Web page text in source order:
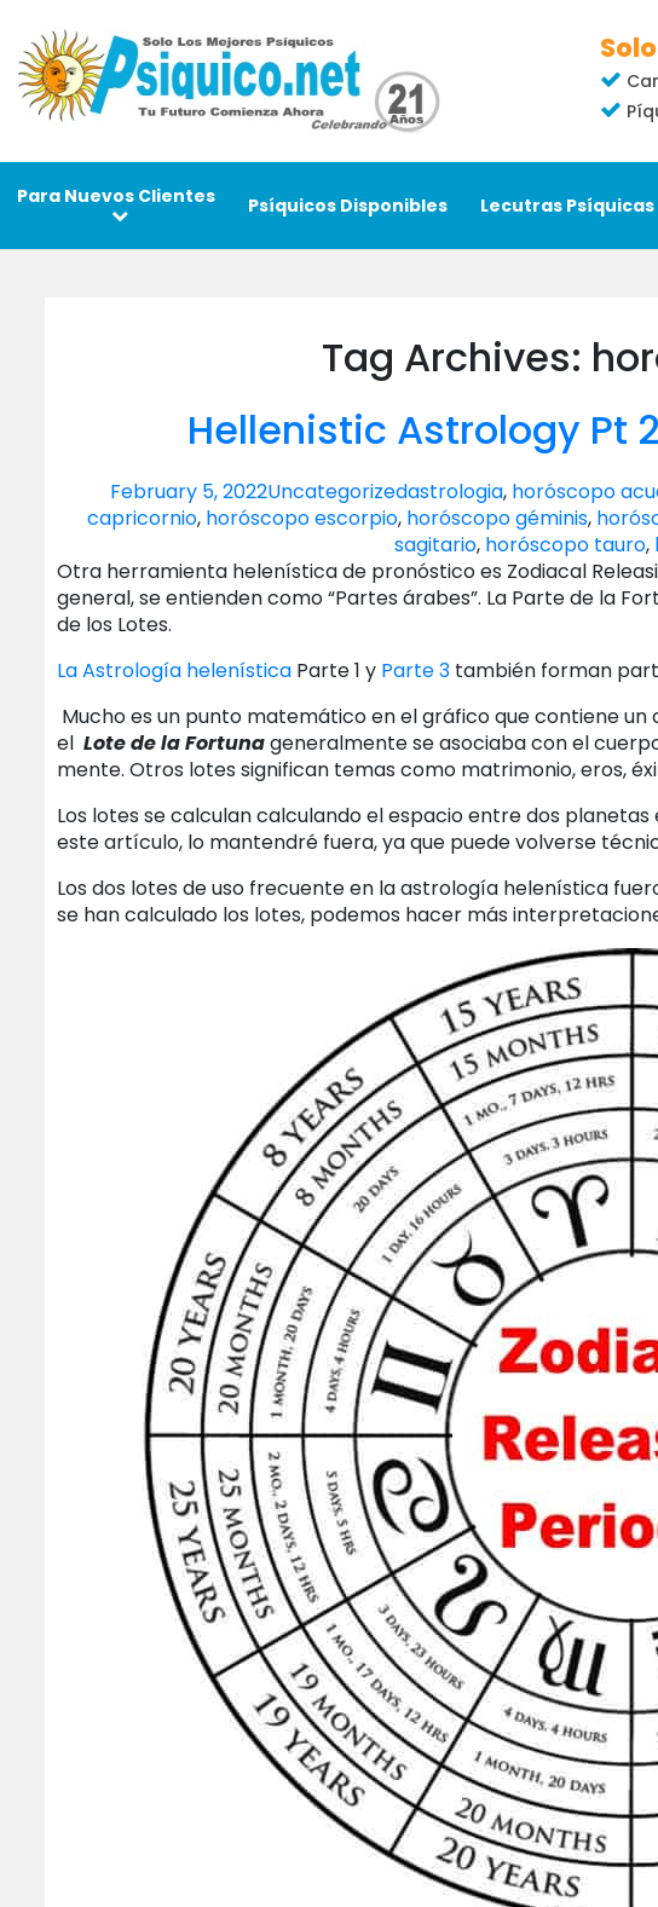
Para Nuevos Clientes Psíquicos Disponibles Lecutras Psíquicas
Tag Archives:
Hellenistic Astrology Pt
February 5, 2022Uncategorizedastrologia, horóscopo
capricornio, horóscopo escorpio, horóscopo géminis,
sagitario, horóscopo tauro,
Otra herramienta helenística de pronóstico es Zodiacal
general, se entienden como “Partes árabes”. La Parte de la
de los Lotes.
La Astrología helenística Parte 1 y Parte 3 también forman
Mucho es un punto matemático en el gráfico que contiene
el Lote de la Fortunageneralmente se asociaba con el
mente. Otros lotes significan temas como matrimonio, eros,
Los lotes se calculan calculando el espacio entre dos
este artículo, lo mantendré fuera, ya que puede volverse
Los dos lotes de uso frecuente en la astrología helenística
se han calculado los lotes, podemos hacer más